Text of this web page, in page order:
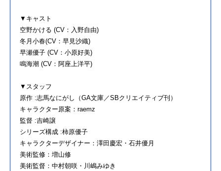
▼キャスト
空野かける (CV：入野自由)
冬月小春(CV：早見沙織)
早瀬優子 (CV：小原好美)
鳴海潮 (CV：阿座上洋平)
▼スタッフ
原作 :志馬なにがし（GA文庫／SBクリエイティブ刊）
キャラクター原案：raemz
監督 :吉崎譲
シリーズ構成 :柿原優子
キャラクターデザイナー：澤田慶宏・石井優月
美術監修：増山修
美術監督：中村朝咲・川嶋みゆき